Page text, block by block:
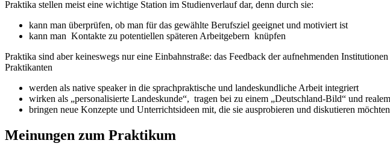
Praktika stellen meist eine wichtige Station im Studienverlauf dar, denn durch sie:
kann man überprüfen, ob man für das gewählte Berufsziel geeignet und motiviert ist
kann man Kontakte zu potentiellen späteren Arbeitgebern knüpfen
Praktika sind aber keineswegs nur eine Einbahnstraße: das Feedback der aufnehmenden
Praktikanten
werden als native speaker in die sprachpraktische und landeskundliche Arbeit integriert
wirken als „personalisierte Landeskunde“, tragen bei zu einem „Deutschland-Bild“ und
bringen neue Konzepte und Unterrichtsideen mit, die sie ausprobieren und diskutieren möchten
Meinungen zum Praktikum